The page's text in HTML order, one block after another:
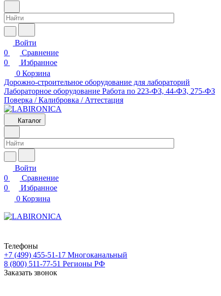
Войти
0
Сравнение
0
Избранное
0 Корзина
Дорожно-строительное оборудование для лабораторий
Лабораторное оборудование Работа по 223-ФЗ, 44-ФЗ, 275-ФЗ
Поверка / Калибровка / Аттестация
Каталог
Войти
0
Сравнение
0
Избранное
0 Корзина
Телефоны
+7 (499) 455-51-17 Многоканальный
8 (800) 511-77-51 Регионы РФ
Заказать звонок